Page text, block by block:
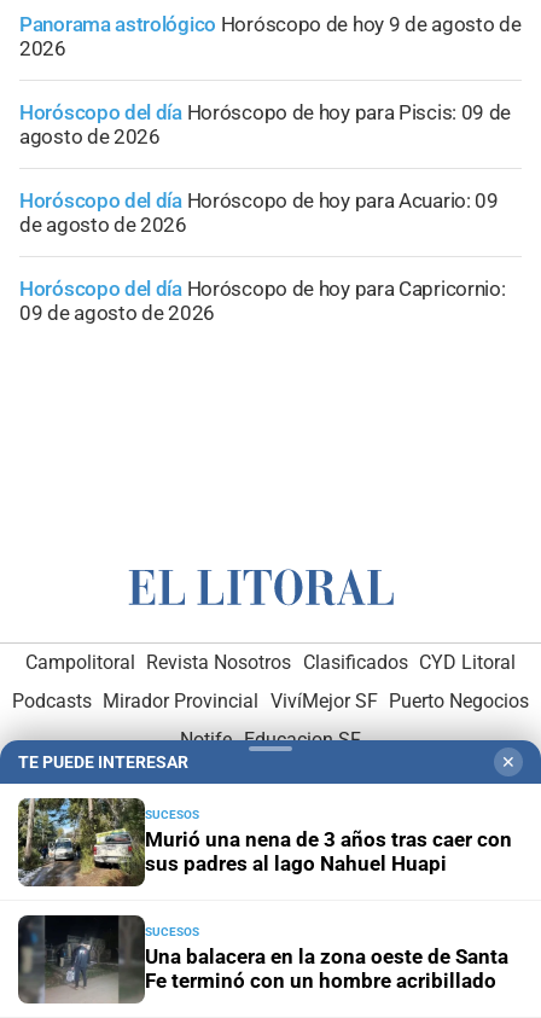
Panorama astrológico Horóscopo de hoy 9 de agosto de
2026
Horóscopo del día Horóscopo de hoy para Piscis: 09 de
agosto de 2026
Horóscopo del día Horóscopo de hoy para Acuario: 09
de agosto de 2026
Horóscopo del día Horóscopo de hoy para Capricornio:
09 de agosto de 2026
Campolitoral Revista Nosotros Clasificados CYD Litoral
Podcasts Mirador Provincial VivíMejor SF Puerto Negocios
Notife Educacion SF
Hemeroteca Digital (1930-1979)
Administración y Publicidad -Elementos institucionales-
Opcionales con El Litoral-MediaKit
TE PUEDE INTERESAR ✕
SUCESOS
Murió una nena de 3 años tras caer con
sus padres al lago Nahuel Huapi
SUCESOS
Una balacera en la zona oeste de Santa
Fe terminó con un hombre acribillado